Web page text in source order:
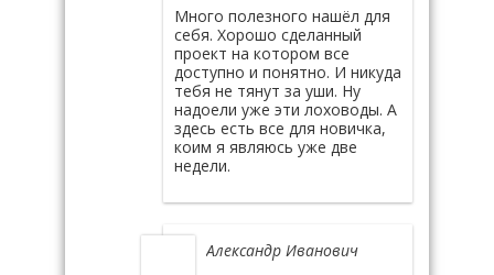
Много полезного нашёл для
себя. Хорошо сделанный
проект на котором все
доступно и понятно. И никуда
тебя не тянут за уши. Ну
надоели уже эти лоховоды. А
здесь есть все для новичка,
коим я являюсь уже две
недели.
Александр Иванович